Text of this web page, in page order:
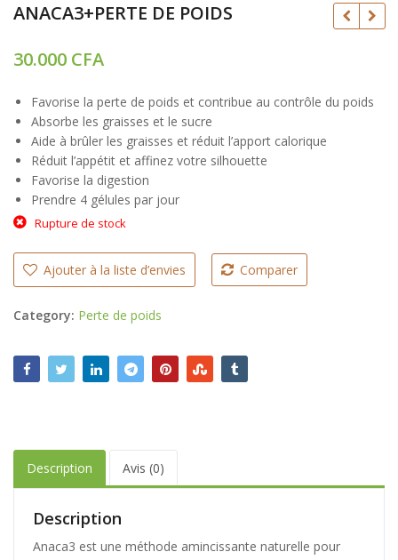
ANACA3+PERTE DE POIDS
CFA CFA
30.000 CFA
Favorise la perte de poids et contribue au contrôle du poids
Absorbe les graisses et le sucre
Aide à brûler les graisses et réduit l’apport calorique
Réduit l’appétit et affinez votre silhouette
Favorise la digestion
Prendre 4 gélules par jour
Rupture de stock
Ajouter à la liste d’envies Comparer
Category: Perte de poids
Description Avis (0)
Description
Anaca3 est une méthode amincissante naturelle pour